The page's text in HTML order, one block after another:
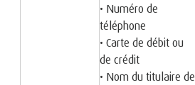
• Numéro de
téléphone
• Carte de débit ou
de crédit
• Nom du titulaire de